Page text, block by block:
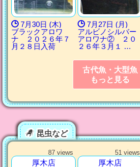
7月30日 (木)
ブラックアロワ
ナ ２０２６年７
月２８日入荷
7月27日 (月)
アルビノシルバー
アロワナ② ２０
２６年３月１ …
古代魚・大型魚
もっと見る
昆虫など
87 views
厚木店
51 views
厚木店